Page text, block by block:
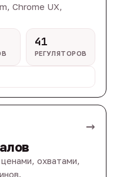
Chrome UX,
41
РЕГУЛЯТОРОВ
→
охватами,